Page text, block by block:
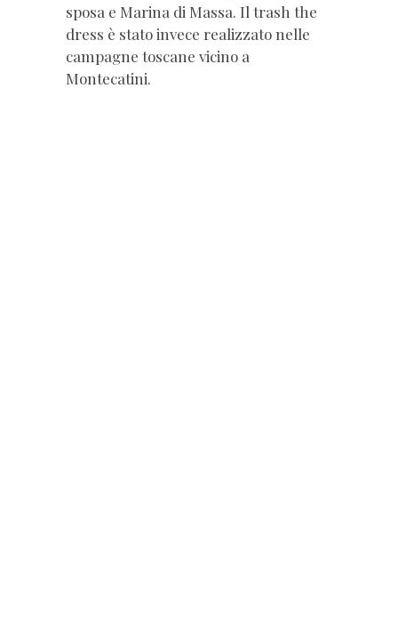
sposa e Marina di Massa. Il trash the
dress è stato invece realizzato nelle
campagne toscane vicino a
Montecatini.